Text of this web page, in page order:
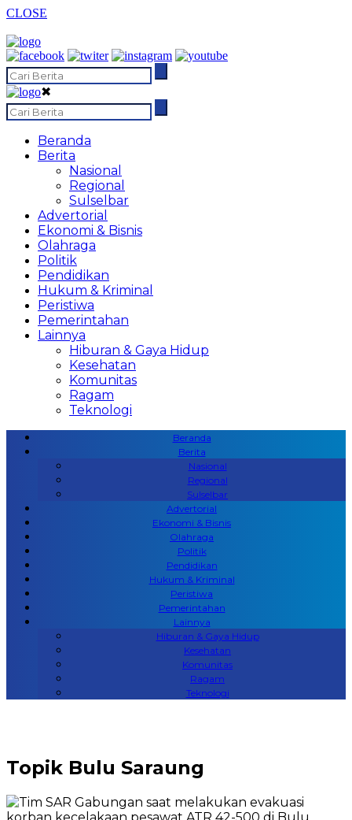
CLOSE
✖
Beranda
Berita
Nasional
Regional
Sulselbar
Advertorial
Ekonomi & Bisnis
Olahraga
Politik
Pendidikan
Hukum & Kriminal
Peristiwa
Pemerintahan
Lainnya
Hiburan & Gaya Hidup
Kesehatan
Komunitas
Ragam
Teknologi
Beranda
Berita
Nasional
Regional
Sulselbar
Advertorial
Ekonomi & Bisnis
Olahraga
Politik
Pendidikan
Hukum & Kriminal
Peristiwa
Pemerintahan
Lainnya
Hiburan & Gaya Hidup
Kesehatan
Komunitas
Ragam
Teknologi
Topik Bulu Saraung